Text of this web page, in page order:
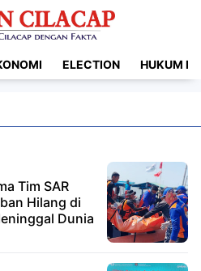
ELECTION HUKUM
Tim SAR
Hilang di
Dunia